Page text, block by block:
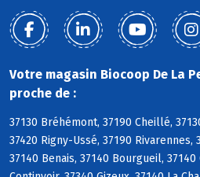
Votre magasin Biocoop De La
proche de :
37130 Bréhémont, 37190 Cheillé,
37420 Rigny-Ussé, 37190
37140 Benais, 37140 Bourgueil,